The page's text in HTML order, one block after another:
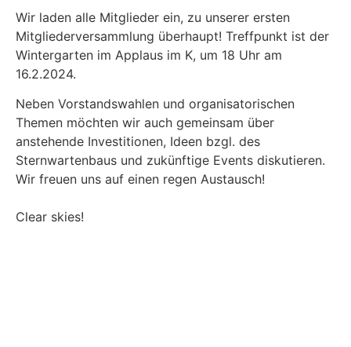
Wir laden alle Mitglieder ein, zu unserer ersten
Mitgliederversammlung überhaupt! Treffpunkt ist der
Wintergarten im Applaus im K, um 18 Uhr am
16.2.2024.
Neben Vorstandswahlen und organisatorischen
Themen möchten wir auch gemeinsam über
anstehende Investitionen, Ideen bzgl. des
Sternwartenbaus und zukünftige Events diskutieren.
Wir freuen uns auf einen regen Austausch!
Clear skies!